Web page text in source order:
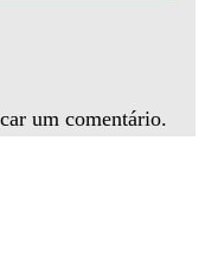
um comentário.